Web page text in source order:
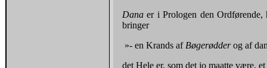
Danaer i Prologen den
bringer
»- en Krands af Bøgerødderog af
det Hele er, som det jo maatte være,